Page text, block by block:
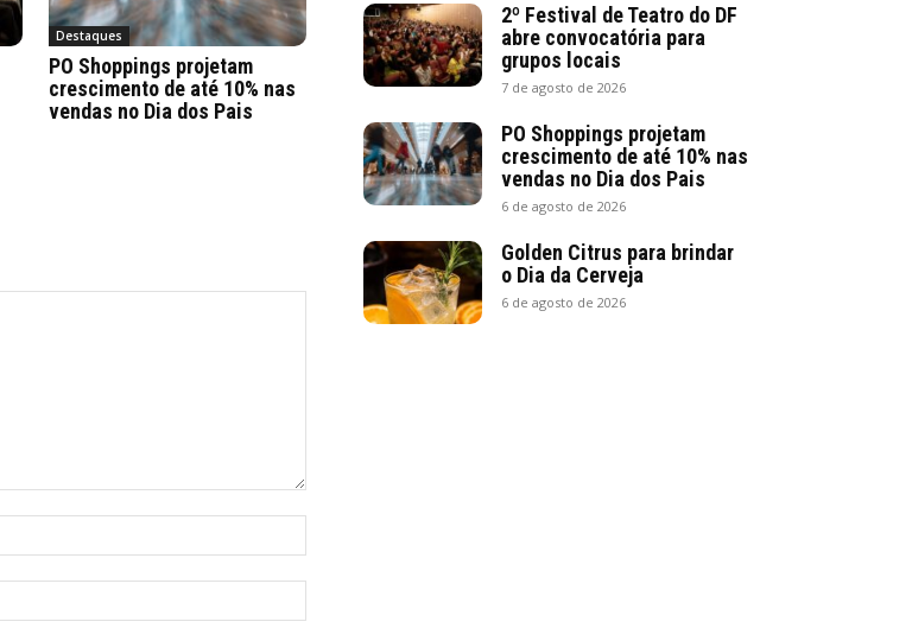
Destaques
PO Shoppings projetam
crescimento de até 10% nas
vendas no Dia dos Pais
mail:*
2º Festival de Teatro do DF
abre convocatória para
grupos locais
7 de agosto de 2026
PO Shoppings projetam
crescimento de até 10% nas
vendas no Dia dos Pais
6 de agosto de 2026
Golden Citrus para brindar
o Dia da Cerveja
6 de agosto de 2026